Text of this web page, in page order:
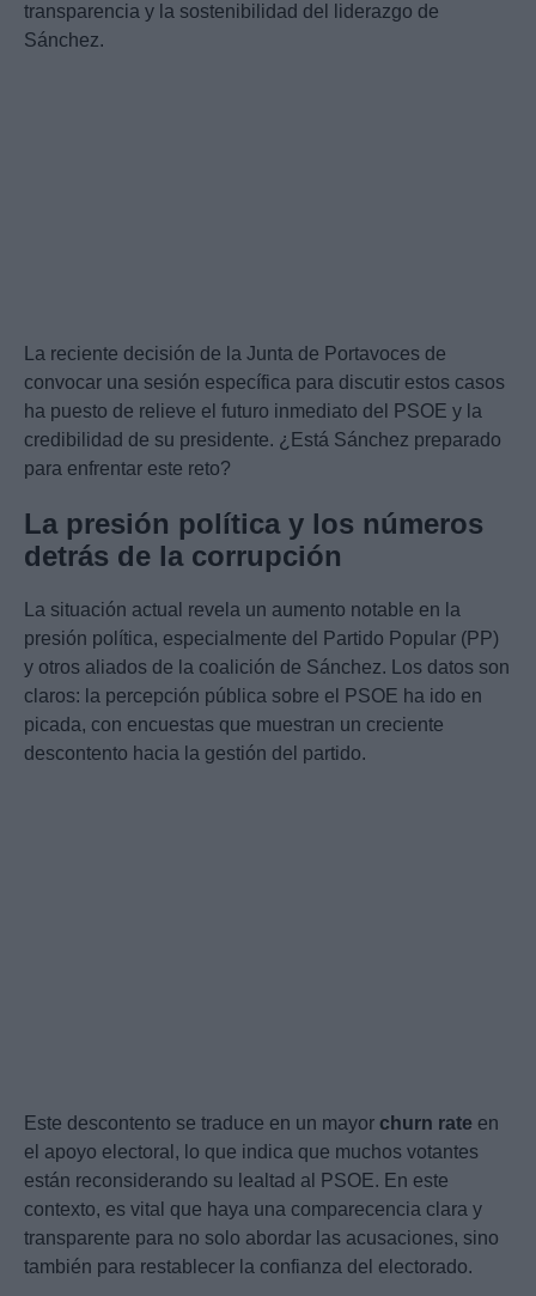
transparencia y la sostenibilidad del liderazgo de
Sánchez.
La reciente decisión de la Junta de Portavoces de
convocar una sesión específica para discutir estos casos
ha puesto de relieve el futuro inmediato del PSOE y la
credibilidad de su presidente. ¿Está Sánchez preparado
para enfrentar este reto?
La presión política y los números
detrás de la corrupción
La situación actual revela un aumento notable en la
presión política, especialmente del Partido Popular (PP)
y otros aliados de la coalición de Sánchez. Los datos son
claros: la percepción pública sobre el PSOE ha ido en
picada, con encuestas que muestran un creciente
descontento hacia la gestión del partido.
Este descontento se traduce en un mayor churn rate en
el apoyo electoral, lo que indica que muchos votantes
están reconsiderando su lealtad al PSOE. En este
contexto, es vital que haya una comparecencia clara y
transparente para no solo abordar las acusaciones, sino
también para restablecer la confianza del electorado.